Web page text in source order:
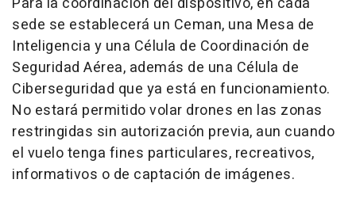
sede se establecerá un Ceman, una Mesa de
Inteligencia y una Célula de Coordinación de
Seguridad Aérea, además de una Célula de
Ciberseguridad que ya está en funcionamiento.
No estará permitido volar drones en las zonas
restringidas sin autorización previa, aun cuando
el vuelo tenga fines particulares, recreativos,
informativos o de captación de imágenes.